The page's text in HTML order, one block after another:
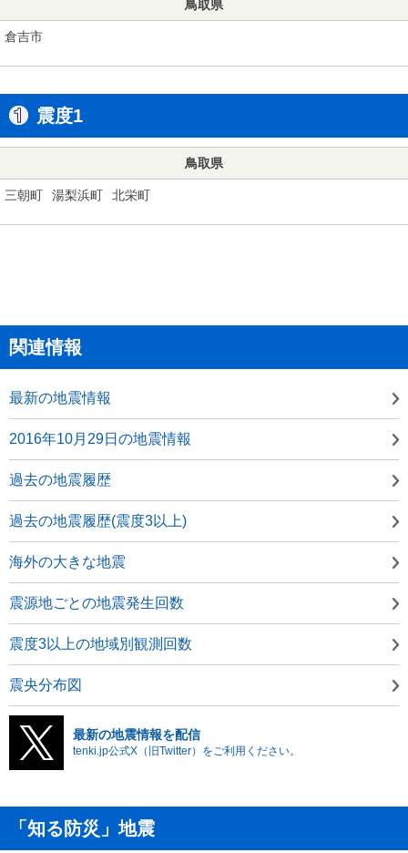
鳥取県
倉吉市
震度1
鳥取県
三朝町 湯梨浜町 北栄町
関連情報
最新の地震情報
2016年10月29日の地震情報
過去の地震履歴
過去の地震履歴(震度3以上)
海外の大きな地震
震源地ごとの地震発生回数
震度3以上の地域別観測回数
震央分布図
最新の地震情報を配信
tenki.jp公式X（旧Twitter）をご利用ください。
「知る防災」地震